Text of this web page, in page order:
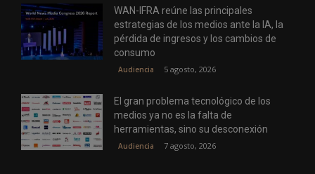
WAN-IFRA reúne las principales
estrategias de los medios ante la IA, la
pérdida de ingresos y los cambios de
consumo
Audiencia 5 agosto, 2026
El gran problema tecnológico de los
medios ya no es la falta de
herramientas, sino su desconexión
Audiencia 7 agosto, 2026